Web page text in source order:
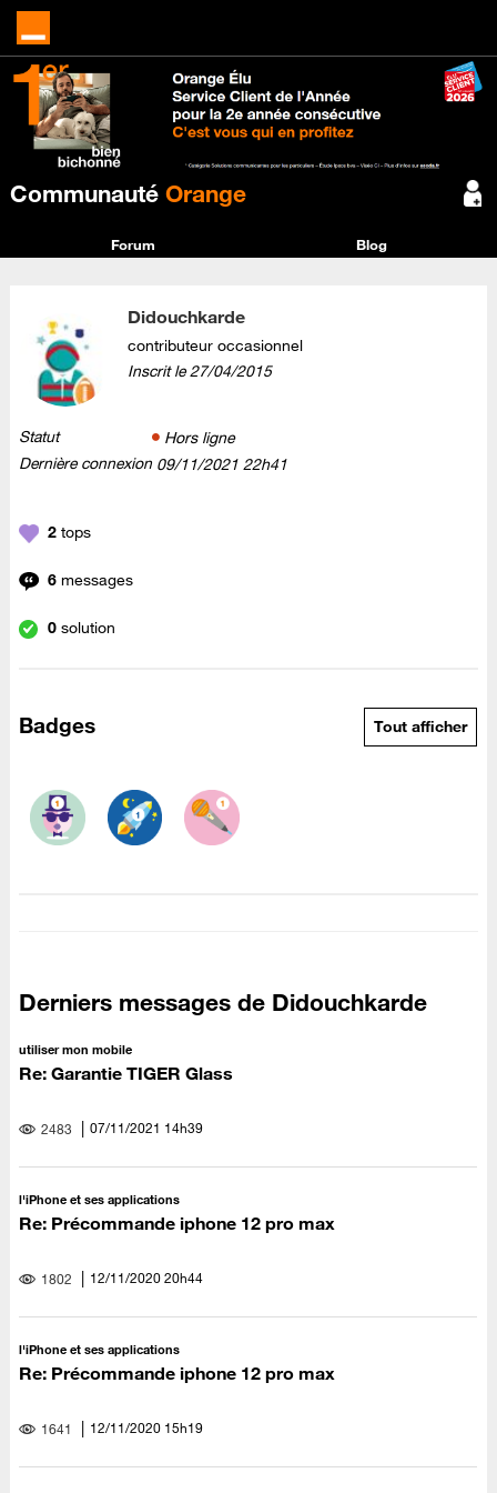
Communauté Orange
Forum Blog
Didouchkarde
contributeur occasionnel
Inscrit le‎27/04/2015
Statut
Hors ligne
Dernière connexion ‎09/11/2021 22h41
2 tops
6 messages
0 solution
Badges Tout afficher
Derniers messages de Didouchkarde
utiliser mon mobile
Re: Garantie TIGER Glass
2483 ‎07/11/2021 14h39
l'iPhone et ses applications
Re: Précommande iphone 12 pro max
1802 ‎12/11/202020h44
l'iPhone et ses applications
Re: Précommande iphone 12 pro max
1641 ‎12/11/2020 15h19